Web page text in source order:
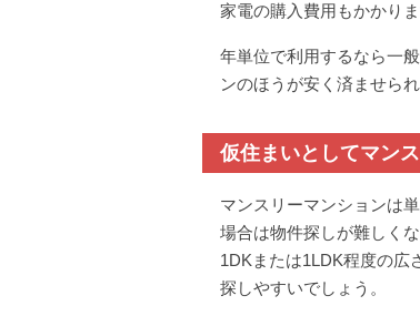
家電の購入費用もかかりま
年単位で利用するなら一
ンのほうが安く済ませられ
仮住まいとしてマン
マンスリーマンションは
場合は物件探しが難しく
1DKまたは1LDK程度の広
探しやすいでしょう。